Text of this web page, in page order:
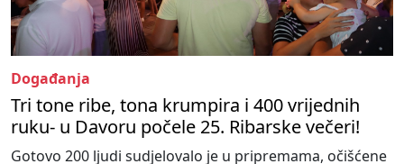
Događanja
Tri tone ribe, tona krumpira i 400 vrijednih
ruku- u Davoru počele 25. Ribarske večeri!
Gotovo 200 ljudi sudjelovalo je u pripremama, očišćene